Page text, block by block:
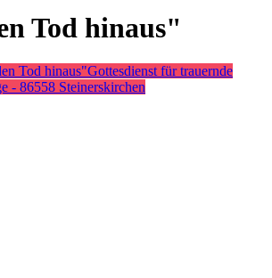
Tod hinaus"
Tod hinaus"Gottesdienst für trauernde
- 86558 Steinerskirchen